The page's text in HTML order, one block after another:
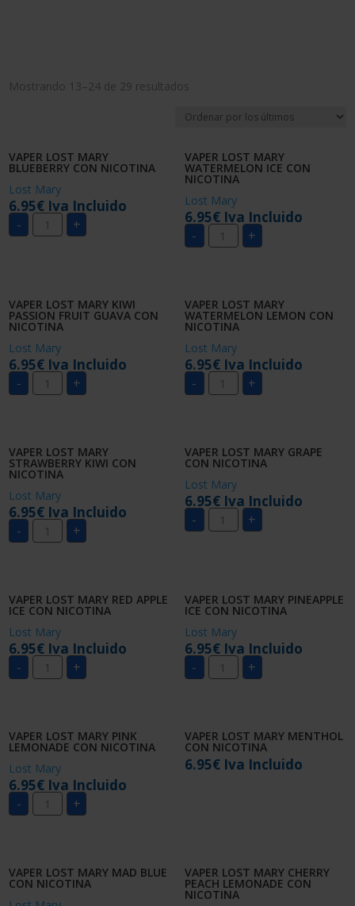
Mostrando 13–24 de 29 resultados
VAPER LOST MARY
BLUEBERRY CON NICOTINA
Lost Mary
6.95€ Iva Incluido
- VAPER
LOST
MARY
+
VAPER LOST MARY
WATERMELON ICE CON
NICOTINA
Lost Mary
6.95€ Iva Incluido
- VAPER
LOST
MARY
cantidad
+
VAPER LOST MARY KIWI
PASSION FRUIT GUAVA CON
NICOTINA
Lost Mary
6.95€ Iva Incluido
- VAPER
LOST
MARY
CON
NICOTINA
cantidad
+
VAPER LOST MARY
WATERMELON LEMON CON
NICOTINA
Lost Mary
6.95€ Iva Incluido
- VAPER
LOST
MARY
cantidad
+
VAPER LOST MARY
STRAWBERRY KIWI CON
NICOTINA
Lost Mary
6.95€ Iva Incluido
- VAPER
LOST
MARY
cantidad
+
VAPER LOST MARY GRAPE
CON NICOTINA
Lost Mary
6.95€ Iva Incluido
- VAPER
LOST
MARY
+
VAPER LOST MARY RED APPLE
ICE CON NICOTINA
Lost Mary
6.95€ Iva Incluido
- VAPER
LOST
MARY
NICOTINA
cantidad
+
VAPER LOST MARY PINEAPPLE
ICE CON NICOTINA
Lost Mary
6.95€ Iva Incluido
- VAPER
LOST
MARY
cantidad
+
VAPER LOST MARY PINK
LEMONADE CON NICOTINA
Lost Mary
6.95€ Iva Incluido
- VAPER
LOST
MARY
cantidad
+
VAPER LOST MARY MENTHOL
CON NICOTINA
6.95€ Iva Incluido
VAPER LOST MARY MAD BLUE
CON NICOTINA
VAPER LOST MARY CHERRY
PEACH LEMONADE CON
NICOTINA